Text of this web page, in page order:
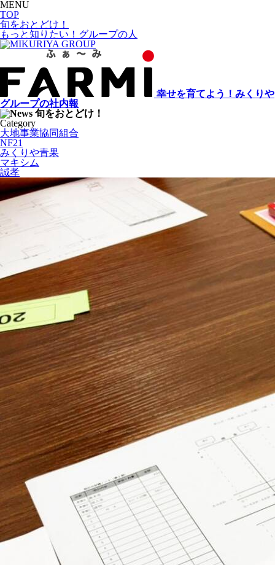
MENU
TOP
旬をおとどけ！
もっと知りたい！グループの人
幸せを育てよう！みくりや
グループの社内報
旬をおとどけ！
Category
大地事業協同組合
NF21
みくりや青果
マキシム
誠孝